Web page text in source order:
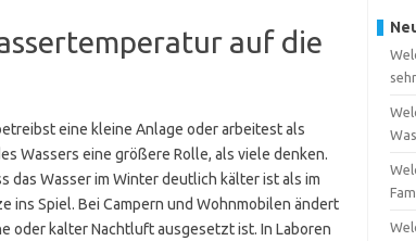
auf die
eine kleine Anlage oder arbeitest als
Wassers eine größere Rolle, als viele denken.
das Wasser im Winter deutlich kälter ist als im
ins Spiel. Bei Campern und Wohnmobilen ändert
oder kalter Nachtluft ausgesetzt ist. In Laboren